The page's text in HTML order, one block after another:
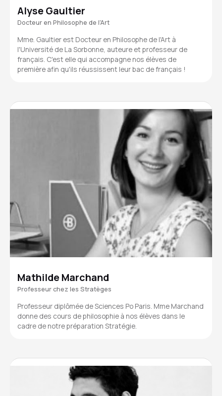
Alyse Gaultier
Docteur en Philosophe de l'Art
Mme. Gaultier est Docteur en Philosophe de l'Art à
l'Université de La Sorbonne, auteure et professeur de
français. C'est elle qui accompagne nos élèves de
première afin qu'ils réussissent leur bac de français !
Mathilde Marchand
Professeur chez les Stratèges
Professeur diplômée de Sciences Po Paris. Mme Marchand
donne des cours de philosophie à nos élèves dans le
cadre de notre préparation Stratégie.